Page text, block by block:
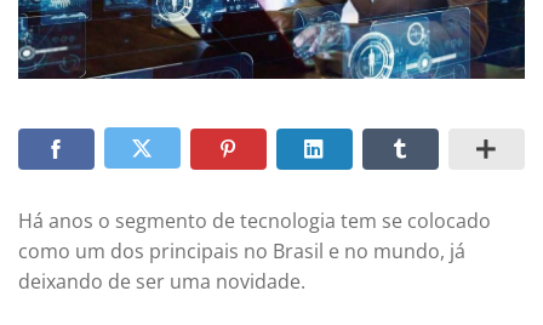
Há anos o segmento de tecnologia tem se colocado
como um dos principais no Brasil e no mundo, já
deixando de ser uma novidade.